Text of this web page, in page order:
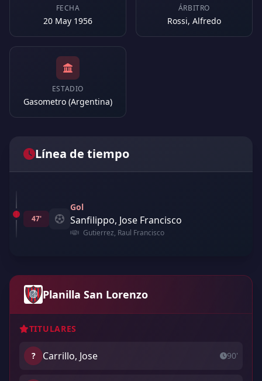
FECHA
20 May 1956
ÁRBITRO
Rossi, Alfredo
ESTADIO
Gasometro (Argentina)
Línea de tiempo
47'
Gol
Sanfilippo, Jose Francisco
Gutierrez, Raul Francisco
Planilla San Lorenzo
TITULARES
? Carrillo, Jose 90'